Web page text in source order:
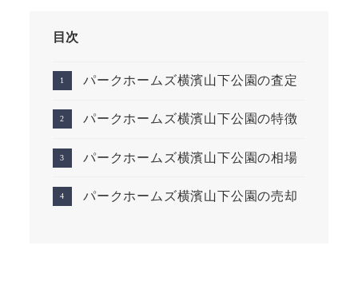
目次
パークホームズ横濱山下公園の査定
パークホームズ横濱山下公園の特徴
パークホームズ横濱山下公園の相場
パークホームズ横濱山下公園の売却